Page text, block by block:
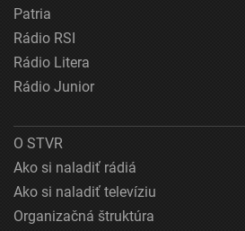
Patria
Rádio RSI
Rádio Litera
Rádio Junior
O STVR
Ako si naladiť rádiá
Ako si naladiť televíziu
Organizačná štruktúra